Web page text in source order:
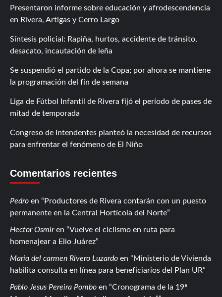
Presentaron informe sobre educación y afrodescendencia
en Rivera, Artigas y Cerro Largo
Síntesis policial: Rapiña, hurtos, accidente de tránsito,
desacato, incautación de leña
Se suspendió el partido de la Copa; por ahora se mantiene
la programación del fin de semana
Liga de Fútbol Infantil de Rivera fijó el período de pases de
mitad de temporada
Congreso de Intendentes planteó la necesidad de recursos
para enfrentar el fenómeno de El Niño
Comentarios recientes
Pedro en
Productores de Rivera contarán con un puesto
permanente en la Central Hortícola del Norte
Hector Osmiren
Vuelve el ciclismo en ruta para
homenajear a Elio Juárez
Maria del carmen Rivero Luzardo en
Ministerio de Vivienda
habilita consulta en línea para beneficiarios del Plan UR
Pablo Jesus Pereira Pombo en
Cronograma de la 19ª